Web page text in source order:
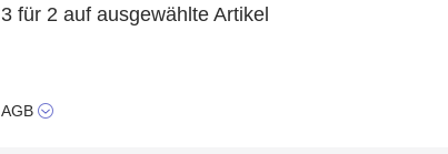
3 für 2 auf ausgewählte Artikel
AGB